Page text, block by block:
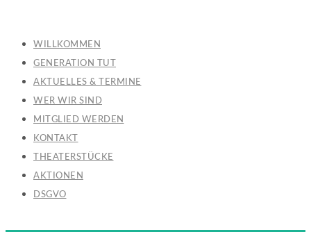
WILLKOMMEN
GENERATION TUT
AKTUELLES & TERMINE
WER WIR SIND
MITGLIED WERDEN
KONTAKT
THEATERSTÜCKE
AKTIONEN
DSGVO